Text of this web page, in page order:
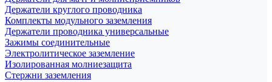
Держатели круглого проводника
Комплекты модульного заземления
Держатели проводника универсальные
Зажимы соединительные
Электролитическое заземление
Изолированная молниезащита
Стержни заземления